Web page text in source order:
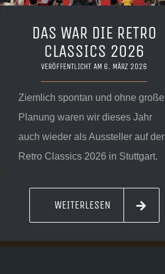
DAS WAR DIE RETRO
CLASSICS 2026
VERÖFFENTLICHT AM 6. MÄRZ 2026
Ziemlich spontan und ohne große
Planung waren wir dieses Jahr
auch wieder als Aussteller auf der
Retro Classics 2026 in Stuttgart.
WEITERLESEN